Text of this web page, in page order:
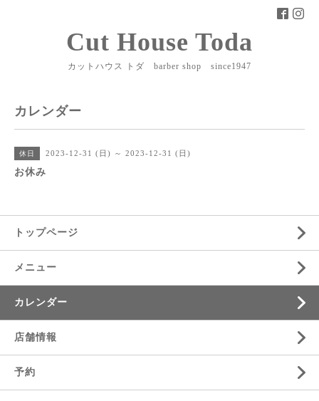
Cut House Toda
カットハウス トダ barber shop since1947
カレンダー
休日 2023-12-31 (日) ～ 2023-12-31 (日)
お休み
トップページ
メニュー
カレンダー
店舗情報
予約